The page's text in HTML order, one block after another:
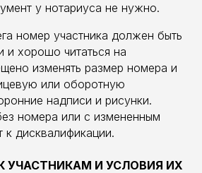
у нотариуса не нужно.
номер участника должен быть
и хорошо читаться на
изменять размер номера и
или оборотную
надписи и рисунки.
номера или с измененным
дисквалификации.
УЧАСТНИКАМ И УСЛОВИЯ ИХ